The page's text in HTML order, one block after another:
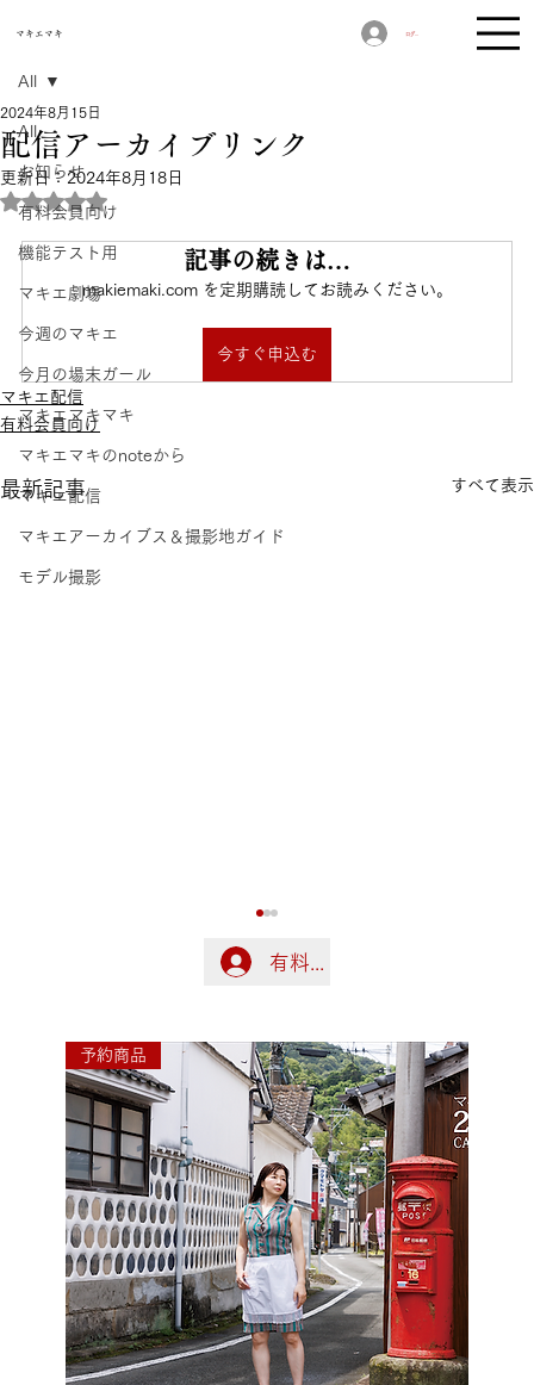
​マキエマキ ログイン
ログイン
有料会員の方はこちらでロ
予約商品
All
お知らせ
有料会員向け
機能テスト用
マキエ劇場
今週のマキエ
今月の場末ガール
マキエマキマキ
マキエマキのnoteから
マキエ配信
マキエアーカイブス＆撮影地ガイド
モデル撮影
All
配信アーカイブリンク
2024年8月15日
更新日：2024年8月18日
5つ星のうちNaNと評価されています。
記事の続きは…
makiemaki.com を定期購読してお読みください。
今すぐ申込む
マキエ配信
有料会員向け
最新記事 すべて表示
8月22日の配信